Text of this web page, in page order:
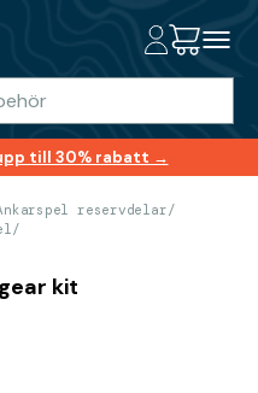
till 30% rabatt →
reservdelar/
/
kit